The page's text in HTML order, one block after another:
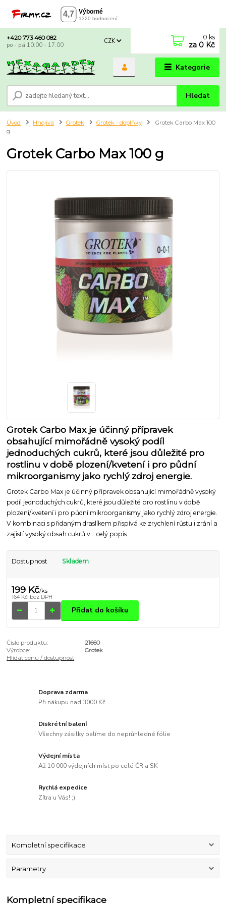
Kategorie
CZK
Hledat
+420 773 460 082
po - pá 10:00 - 17:00
0 ks
za 0 Kč
Úvod Hnojiva Grotek Grotek - doplňky
Grotek Carbo Max 100
g
Grotek Carbo Max 100 g
Grotek Carbo Max je účinný přípravek
obsahující mimořádně vysoký podíl
jednoduchých cukrů, které jsou důležité pro
rostlinu v době plození/kvetení i pro půdní
mikroorganismy jako rychlý zdroj energie.
Grotek Carbo Max je účinný přípravek obsahující mimořádně vysoký
podíl jednoduchých cukrů, které jsou důležité pro rostlinu v době
plození/kvetení i pro půdní mikroorganismy jako rychlý zdroj energie.
V kombinaci s přidaným draslíkem přispívá ke zrychlení růstu i zrání a
zajistí vysoký obsah cukrů v...celý popis
Dostupnost Skladem
199 Kč/ks
164 Kč bez DPH
Přidat do košíku
Číslo produktu:
21660
Výrobce:
Grotek
Hlídat cenu / dostupnost
Doprava zdarma
Při nákupu nad 3000 Kč
Diskrétní balení
Všechny zásilky balíme do neprůhledné fólie
Výdejní místa
Až 10 000 výdejních míst po celé ČR a SK
Rychlá expedice
Zítra u Vás! ;)
Kompletní specifikace
Parametry
Kompletní specifikace